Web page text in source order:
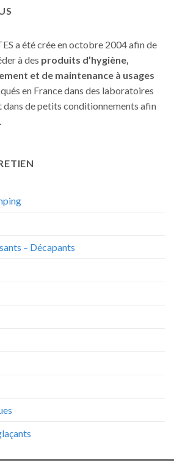
a été crée en octobre 2004 afin de
à des produits d’hygiène,
et de maintenance à usages
en France dans des laboratoires
de petits conditionnements afin
– Décapants